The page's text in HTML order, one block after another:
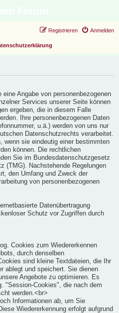
Anmelden
Registrieren
Angabe von personenbezogenen
Services unserer Seite können
ergeben, die in diesem Falle
Ihre personenbezogenen Daten
u.ä.) werden von uns nur
Datenschutzrechts verarbeitet.
wenn sie eindeutig einer bestimmten
können. Die rechtlichen
Sie im Bundesdatenschutzgesetz
(TMG). Nachstehende Regelungen
den Umfang und Zweck der
von personenbezogenen
Datenübertragung
Schutz vor Zugriffen durch
Cookies zum Wiedererkennen
durch denselben
sind kleine Textdateien, die Ihr
ablegt und speichert. Sie dienen
Angebote zu optimieren. Es
"Session-Cookies", die nach dem
werden.<br>
Informationen ab, um Sie
Wiedererkennung erfolgt aufgrund